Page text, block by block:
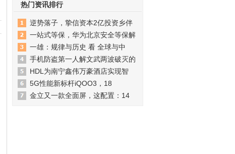
热门资讯排行
逆势落子，挚信资本2亿投资乡伴
一站式等保，华为北京安全等保解
一雄：规律与历史 看 全球与中
手机防盗第一人解文武两波破灭的
HDL为南宁鑫伟万豪酒店实现智
5G性能新标杆iQOO3，18
金立又一款全面屏，这配置：14